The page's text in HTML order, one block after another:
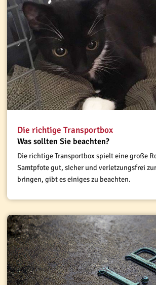
Die richtige Transportbox
Was sollten Sie beachten?
Die richtige Transportbox spielt eine große
Samtpfote gut, sicher und verletzungsfrei
bringen, gibt es einiges zu beachten.